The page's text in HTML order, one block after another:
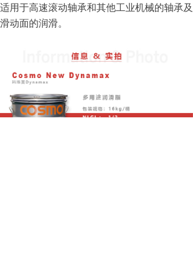
适用于高速滚动轴承和其他工业机械的轴承及
滑动面的润滑。